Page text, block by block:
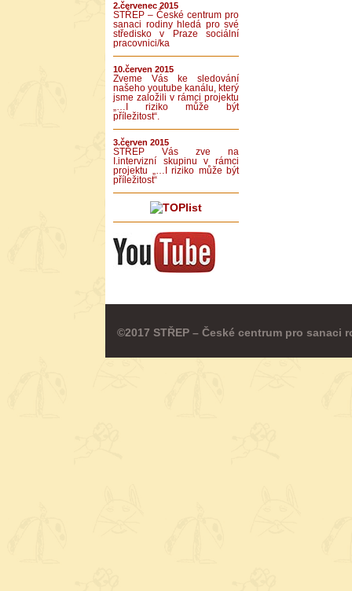
2.červenec 2015
STŘEP – České centrum pro
sanaci rodiny hledá pro své
středisko v Praze sociální
pracovnici/ka
10.červen 2015
Zveme Vás ke sledování
našeho youtube kanálu, který
jsme založili v rámci projektu
„…I riziko může být
příležitost“.
3.červen 2015
STŘEP Vás zve na
I.intervizní skupinu v rámci
projektu „…I riziko může být
příležitost“
©2017 STŘEP – České centrum pro sanaci